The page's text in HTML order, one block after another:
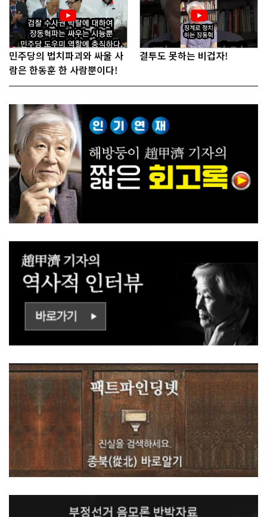
민주당의 법치파괴와 싸울 사
람은 한동훈 한 사람뿐이다!
결투도 못하는 비겁자!